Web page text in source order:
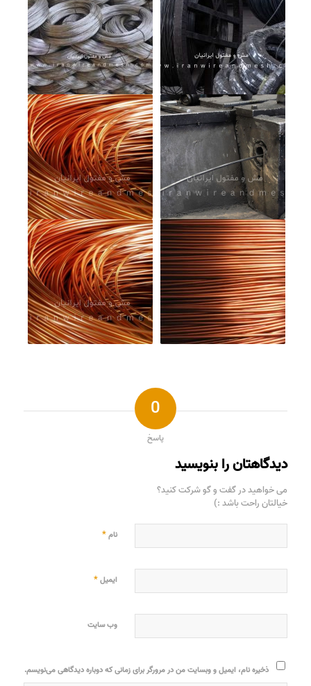
0
پاسخ
دیدگاهتان را بنویسید
می خواهید در گفت و گو شرکت کنید؟
خیالتان راحت باشد :)
نام*
ایمیل*
وب‌ سایت
ذخیره نام، ایمیل و وبسایت من در مرورگر برای زمانی که دوباره دیدگاهی می‌نویسم.